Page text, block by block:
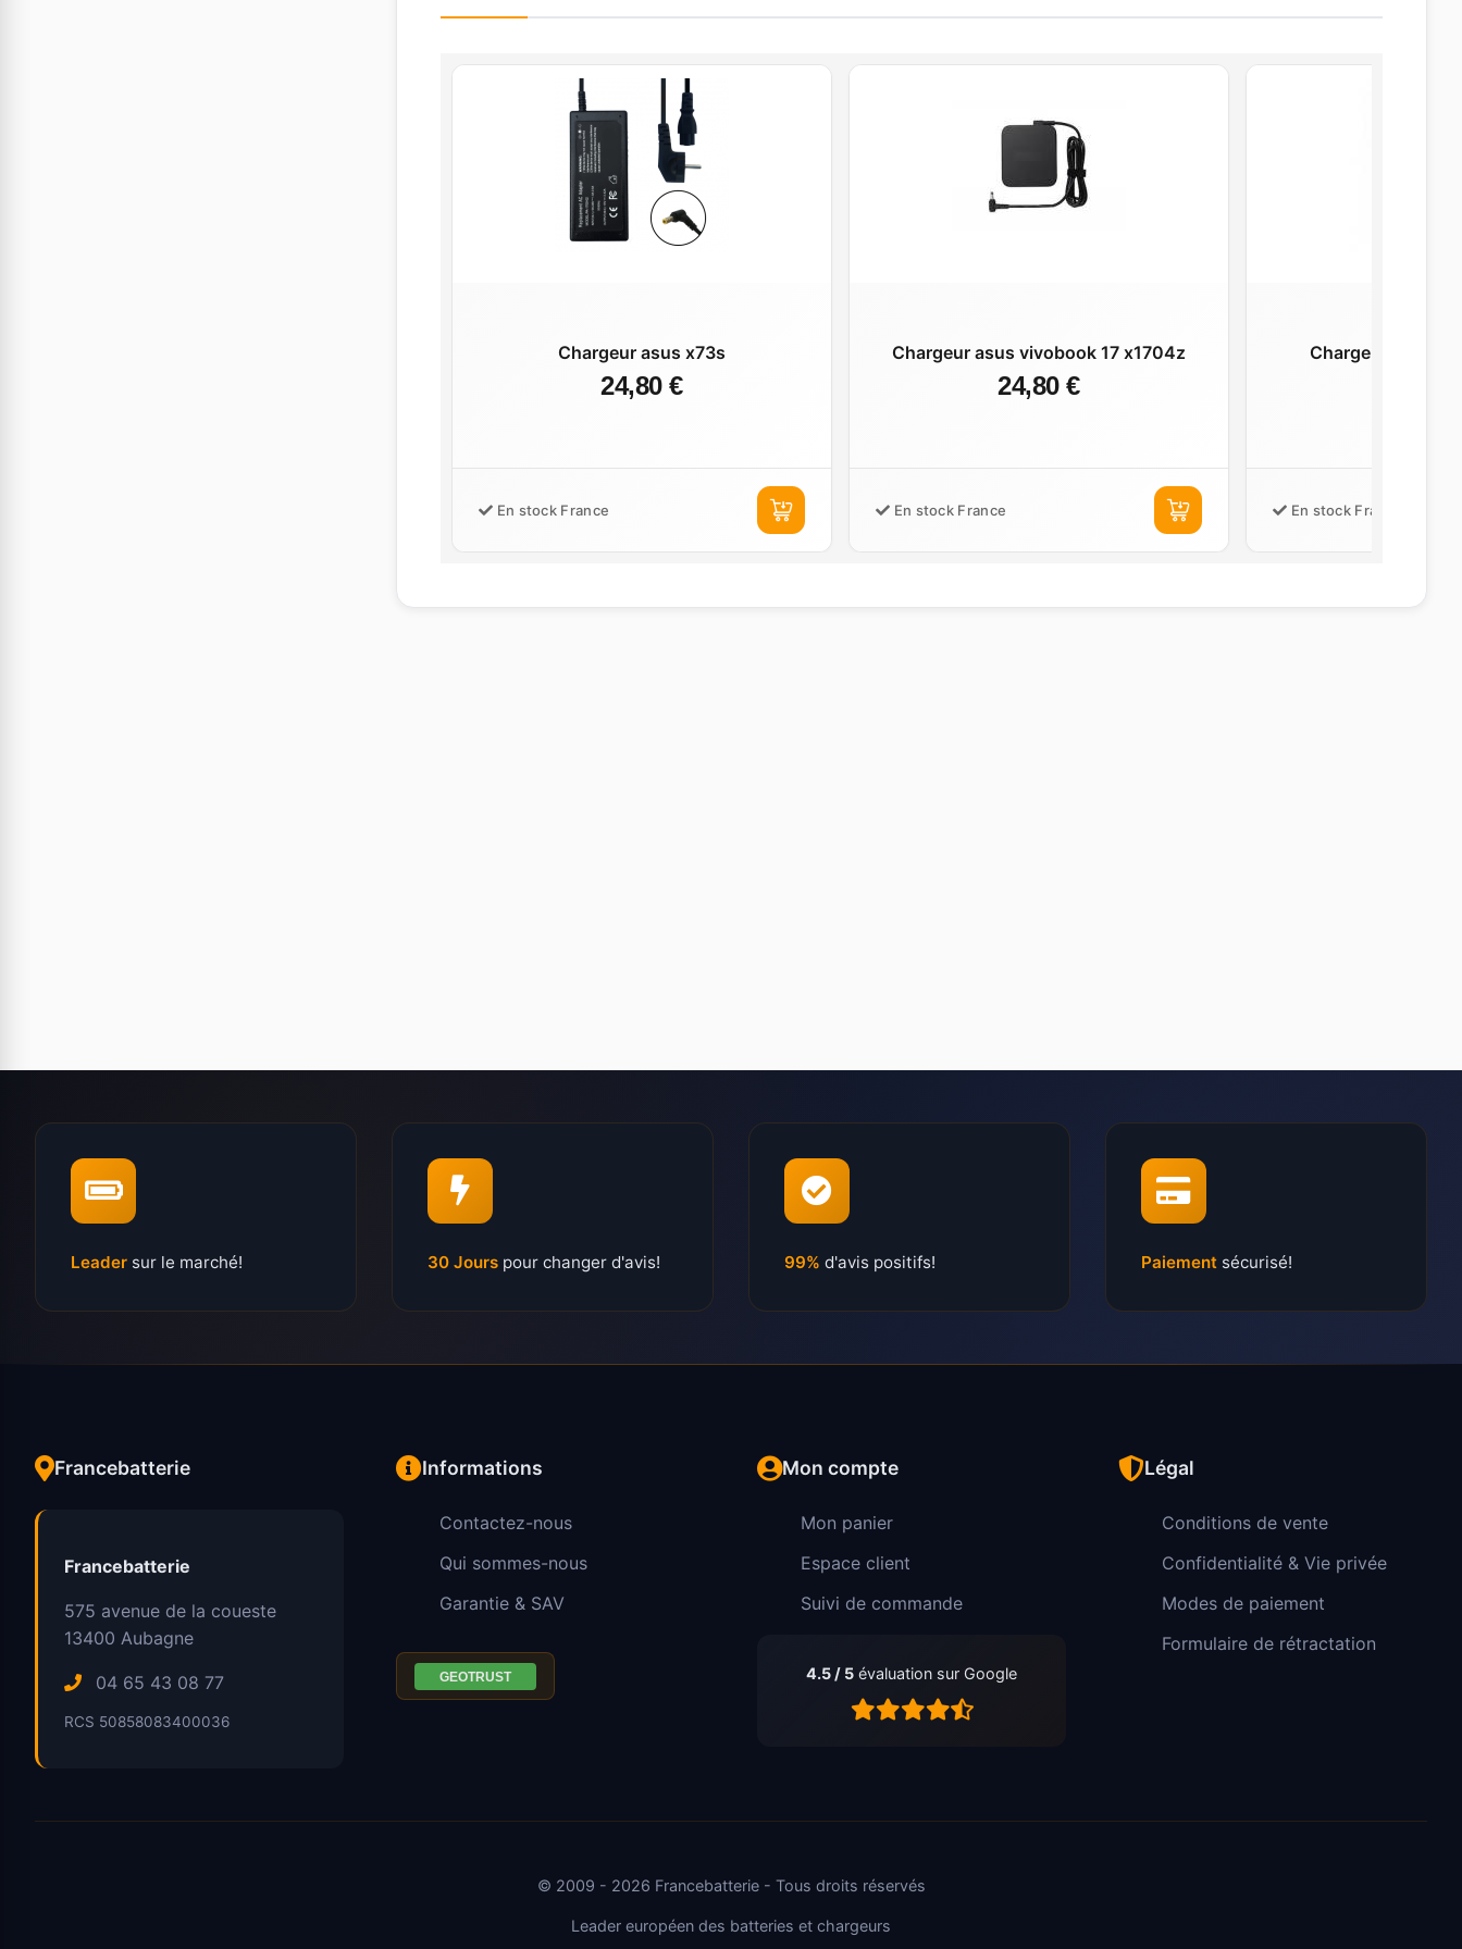
Chargeur asus x73s
24,80 €
En stock France
Chargeur asus vivobook 17 x1704z
24,80 €
En stock France
Chargeur asus
En stock France
Leader sur le marché! 30 Jours pour changer d'avis! 99% d'avis positifs! Paiement sécurisé!
Francebatterie
Francebatterie
575 avenue de la coueste
13400 Aubagne
04 65 43 08 77
RCS 50858083400036
Informations
Contactez-nous
Qui sommes-nous
Garantie & SAV
Mon compte
Mon panier
Espace client
Suivi de commande
4.5 / 5 évaluation sur Google
Légal
Conditions de vente
Confidentialité & Vie privée
Modes de paiement
Formulaire de rétractation
© 2009 - 2026 Francebatterie - Tous droits réservés
Leader européen des batteries et chargeurs